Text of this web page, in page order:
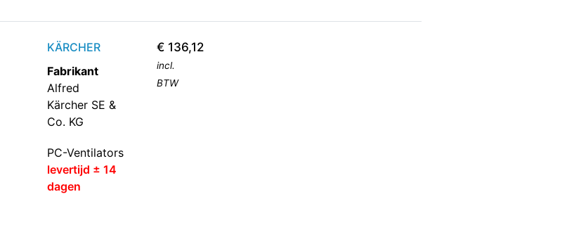
KÄRCHER
Fabrikant
Alfred
Kärcher SE &
Co. KG
PC-Ventilators
levertijd ± 14
dagen
€ 136,12
incl.
BTW